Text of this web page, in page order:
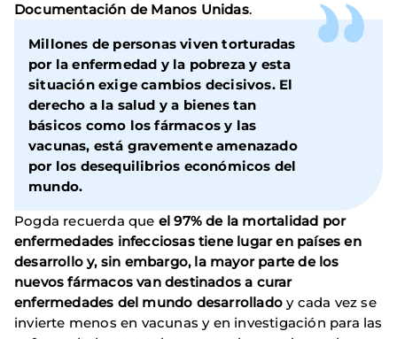
Documentación de Manos Unidas.
Millones de personas viven torturadas
por la enfermedad y la pobreza y esta
situación exige cambios decisivos. El
derecho a la salud y a bienes tan
básicos como los fármacos y las
vacunas, está gravemente amenazado
por los desequilibrios económicos del
mundo.
Pogda recuerda que el 97% de la mortalidad por
enfermedades infecciosas tiene lugar en países en
desarrollo y, sin embargo, la mayor parte de los
nuevos fármacos van destinados a curar
enfermedades del mundo desarrollado y cada vez se
invierte menos en vacunas y en investigación para las